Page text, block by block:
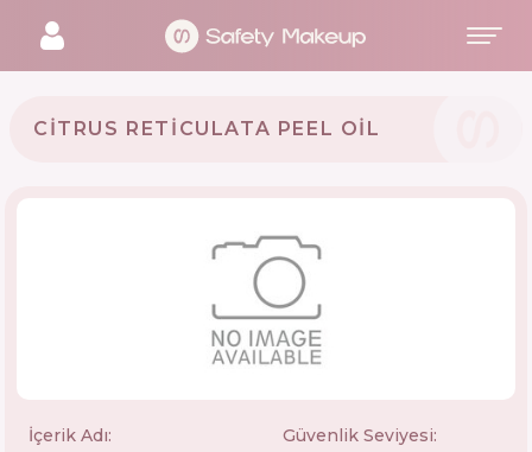
CITRUS RETICULATA PEEL OIL
İçerik Adı:
Güvenlik Seviyesi: